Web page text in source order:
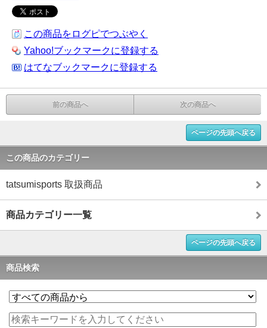
この商品をログピでつぶやく
Yahoo!ブックマークに登録する
はてなブックマークに登録する
前の商品へ 次の商品へ
ページの先頭へ戻る
この商品のカテゴリー
tatsumisports 取扱商品
商品カテゴリー一覧
ページの先頭へ戻る
商品検索